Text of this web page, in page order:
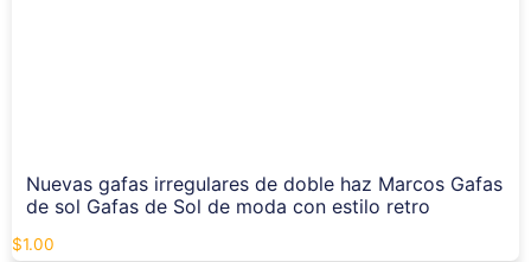
Nuevas gafas irregulares de doble haz Marcos Gafas
de sol Gafas de Sol de moda con estilo retro
$1.00